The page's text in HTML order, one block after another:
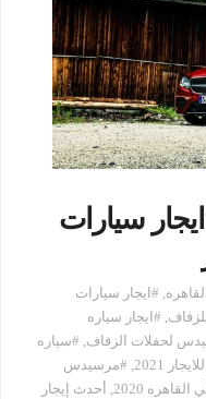
خصم 15%ايجار سيارات
, #ايجار سيارات
, #ايجار سياره
لحفلات الزفاف, #سياره
2021
, #مرسيدس
2020
, أحدث إيجار